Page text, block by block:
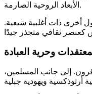
الأبعاد الروحية الصارمة.
أخرى ذات أغلبية شيعية.
وحرية العبادة
إلى جانب المسلمين،